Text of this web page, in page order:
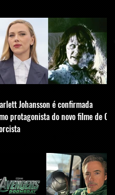
Johansson é confirmada
protagonista do novo filme de O